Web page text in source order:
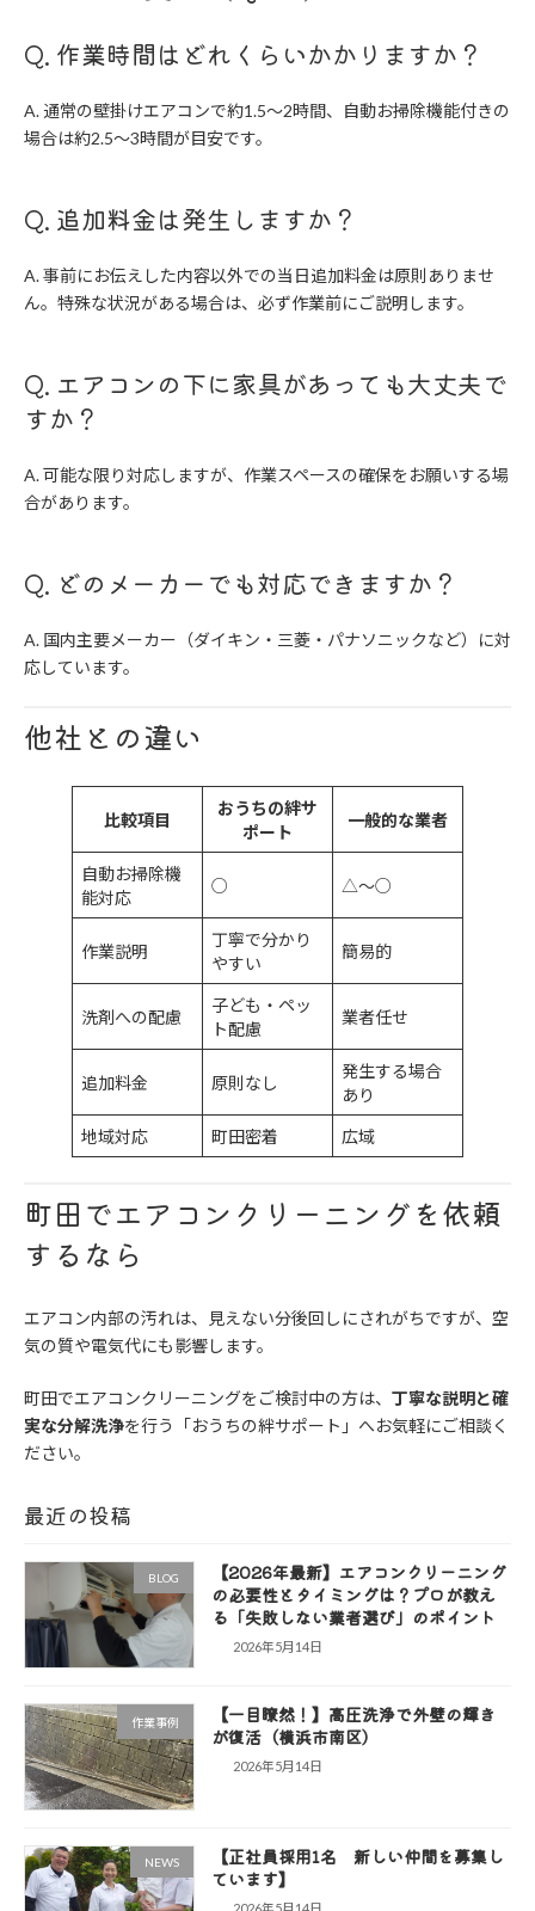
Q. 作業時間はどれくらいかかりますか？
A. 通常の壁掛けエアコンで約1.5〜2時間、自動お掃除機能付きの
場合は約2.5〜3時間が目安です。
Q. 追加料金は発生しますか？
A. 事前にお伝えした内容以外での当日追加料金は原則ありませ
ん。特殊な状況がある場合は、必ず作業前にご説明します。
Q. エアコンの下に家具があっても大丈夫で
すか？
A. 可能な限り対応しますが、作業スペースの確保をお願いする場
合があります。
Q. どのメーカーでも対応できますか？
A. 国内主要メーカー（ダイキン・三菱・パナソニックなど）に対
応しています。
他社との違い
比較項目
おうちの絆サ
ポート
一般的な業者
自動お掃除機
能対応
○ △〜○
作業説明
丁寧で分かり
やすい
簡易的
洗剤への配慮
子ども・ペッ
ト配慮
業者任せ
追加料金 原則なし
発生する場合
あり
地域対応 町田密着 広域
町田でエアコンクリーニングを依頼
するなら
エアコン内部の汚れは、見えない分後回しにされがちですが、空
気の質や電気代にも影響します。
町田でエアコンクリーニングをご検討中の方は、 丁寧な説明と確
実な分解洗浄を行う「おうちの絆サポート」へお気軽にご相談く
ださい。
最近の投稿
BLOG
【2026年最新】エアコンクリーニング
の必要性とタイミングは？プロが教え
る「失敗しない業者選び」のポイント
2026年5月14日
作業事例
【一目瞭然！】高圧洗浄で外壁の輝き
が復活（横浜市南区）
2026年5月14日
NEWS
【正社員採用1名 新しい仲間を募集し
ています】
2026年5月14日